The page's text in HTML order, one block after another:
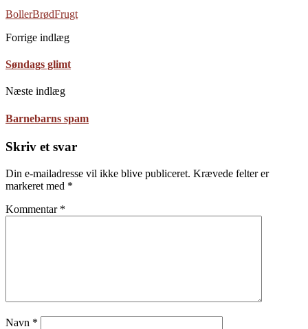
BollerBrødFrugt
Forrige indlæg
Søndags glimt
Næste indlæg
Barnebarns spam
Skriv et svar
Din e-mailadresse vil ikke blive publiceret. Krævede felter er
markeret med *
Kommentar *
Navn *